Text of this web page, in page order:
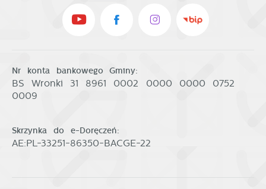
Nr konta bankowego Gminy:
BS Wronki 31 8961 0002 0000 0000 0752
0009
Skrzynka do e-Doręczeń:
AE:PL-33251-86350-BACGE-22